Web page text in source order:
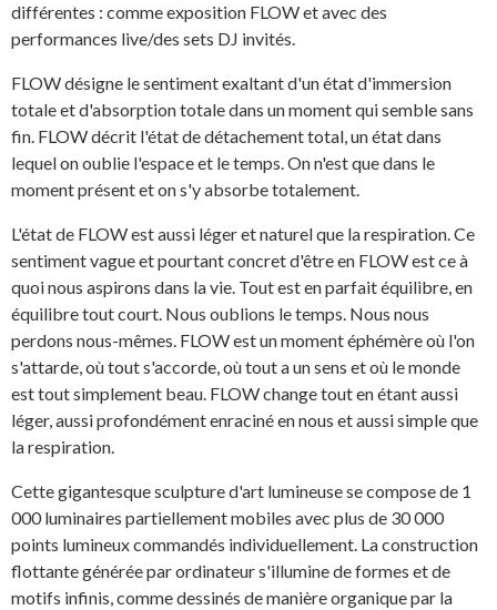
différentes : comme exposition FLOW et avec des
performances live/des sets DJ invités.
FLOW désigne le sentiment exaltant d'un état d'immersion
totale et d'absorption totale dans un moment qui semble sans
fin. FLOW décrit l'état de détachement total, un état dans
lequel on oublie l'espace et le temps. On n'est que dans le
moment présent et on s'y absorbe totalement.
L'état de FLOW est aussi léger et naturel que la respiration. Ce
sentiment vague et pourtant concret d'être en FLOW est ce à
quoi nous aspirons dans la vie. Tout est en parfait équilibre, en
équilibre tout court. Nous oublions le temps. Nous nous
perdons nous-mêmes. FLOW est un moment éphémère où l'on
s'attarde, où tout s'accorde, où tout a un sens et où le monde
est tout simplement beau. FLOW change tout en étant aussi
léger, aussi profondément enraciné en nous et aussi simple que
la respiration.
Cette gigantesque sculpture d'art lumineuse se compose de 1
000 luminaires partiellement mobiles avec plus de 30 000
points lumineux commandés individuellement. La construction
flottante générée par ordinateur s'illumine de formes et de
motifs infinis, comme dessinés de manière organique par la